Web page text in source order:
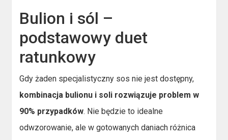
Bulion i sól –
podstawowy duet
ratunkowy
Gdy żaden specjalistyczny sos nie jest dostępny,
kombinacja bulionu i soli rozwiązuje problem w
90% przypadków. Nie będzie to idealne
odwzorowanie, ale w gotowanych daniach różnica